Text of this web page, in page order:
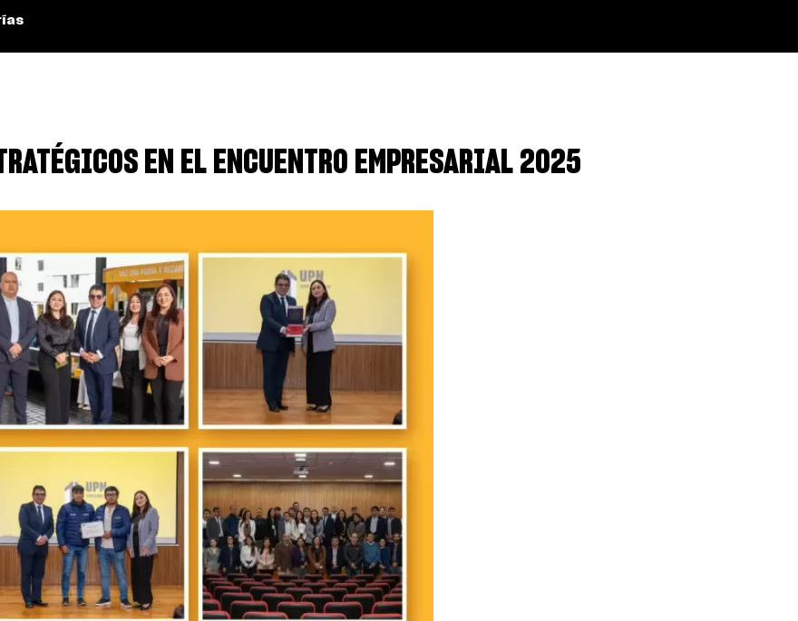
EN EL ENCUENTRO EMPRESARIAL 2025